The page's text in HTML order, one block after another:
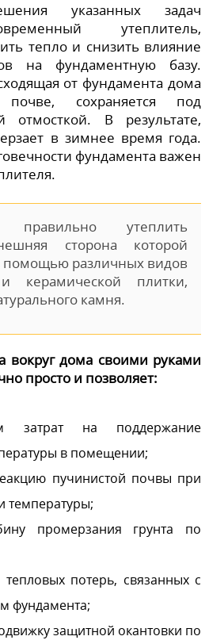
указанных задач
утеплитель,
тепло и снизить влияние
на фундаментную базу.
от фундамента дома
сохраняется под
отмосткой. В результате,
в зимнее время года.
фундамента важен
правильно утеплить
сторона которой
помощью различных видов
керамической плитки,
камня.
вокруг дома своими руками
просто и позволяет:
затрат на поддержание
в помещении;
пучинистой почвы при
температуры;
промерзания грунта по
потерь, связанных с
фундамента;
защитной окантовки по